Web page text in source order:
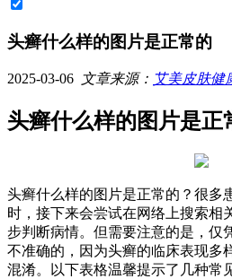
头癣什么样的图片是正常的
2025-03-06 文章来源： 艾美皮肤健
头癣什么样的图片是正
头癣什么样的图片是正常的？很多
时，接下来会尝试在网络上搜索相
步判断病情。但需要注意的是，仅
不准确的，因为头癣的临床表现多
混淆。以下表格温馨提示了几种常